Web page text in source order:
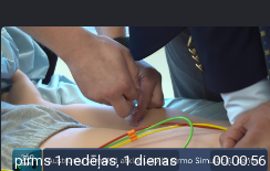
pirms 1 nedēļas, 1 dienas 00:00:56